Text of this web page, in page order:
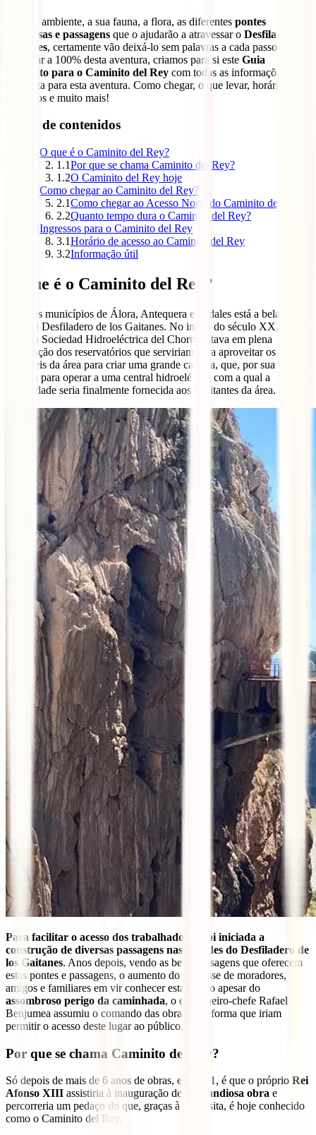
O meio ambiente, a sua fauna, a flora, as diferentes pontes
suspensas e passagens que o ajudarão a atravessar o Desfiladeiro
Gaitanes, certamente vão deixá-lo sem palavras a cada passo. Para
desfrutar a 100% desta aventura, criamos para si este Guia
completo para o Caminito del Rey com todas as informações que
necessita para esta aventura. Como chegar, o que levar, horários,
ingressos e muito mais!
Tabla de contenidos
O que é o Caminito del Rey?
1.1Por que se chama Caminito del Rey?
1.2O Caminito del Rey hoje
Como chegar ao Caminito del Rey?
2.1Como chegar ao Acesso Norte do Caminito del Rey?
2.2Quanto tempo dura o Caminito del Rey?
Ingressos para o Caminito del Rey
3.1Horário de acesso ao Caminito del Rey
3.2Informação útil
O que é o Caminito del Rey?
Entre os municípios de Álora, Antequera e Ardales está a bela Área
Natural Desfiladero de los Gaitanes. No início do século XX, já em
1901, a Sociedad Hidroeléctrica del Chorro estava em plena
construção dos reservatórios que serviriam para aproveitar os
desníveis da área para criar uma grande cascata, que, por sua vez,
serviria para operar a uma central hidroelétrica com a qual a
eletricidade seria finalmente fornecida aos habitantes da área.
Para facilitar o acesso dos trabalhadores, foi iniciada a
construção de diversas passagens nas paredes do Desfiladero de
los Gaitanes. Anos depois, vendo as belas paisagens que oferecem
estas pontes e passagens, o aumento do interesse de moradores,
amigos e familiares em vir conhecer esta região apesar do
assombroso perigo da caminhada, o engenheiro-chefe Rafael
Benjumea assumiu o comando das obras de reforma que iriam
permitir o acesso deste lugar ao público.
Por que se chama Caminito del Rey?
Só depois de mais de 6 anos de obras, em 1921, é que o próprio Rei
Afonso XIII assistiria à inauguração desta grandiosa obra e
percorreria um pedaço do que, graças à sua visita, é hoje conhecido
como o Caminito del Rey.